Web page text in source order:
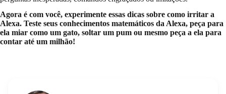
Agora é com você, experimente essas dicas sobre como irritar a
Alexa. Teste seus conhecimentos matemáticos da Alexa, peça para
ela miar como um gato, soltar um pum ou mesmo peça a ela para
contar até um milhão!